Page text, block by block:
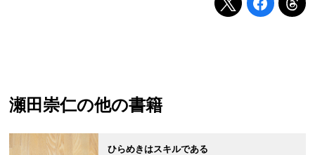
瀬田崇仁の他の書籍
ひらめきはスキルである